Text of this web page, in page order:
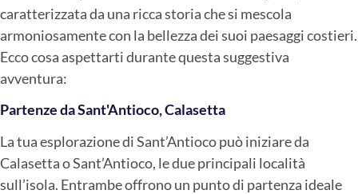
caratterizzata da una ricca storia che si mescola
armoniosamente con la bellezza dei suoi paesaggi costieri.
Ecco cosa aspettarti durante questa suggestiva
avventura:
Partenze da Sant'Antioco, Calasetta
La tua esplorazione di Sant’Antioco può iniziare da
Calasetta o Sant’Antioco, le due principali località
sull’isola. Entrambe offrono un punto di partenza ideale